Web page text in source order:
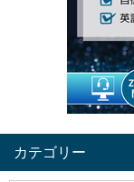
カテゴリー